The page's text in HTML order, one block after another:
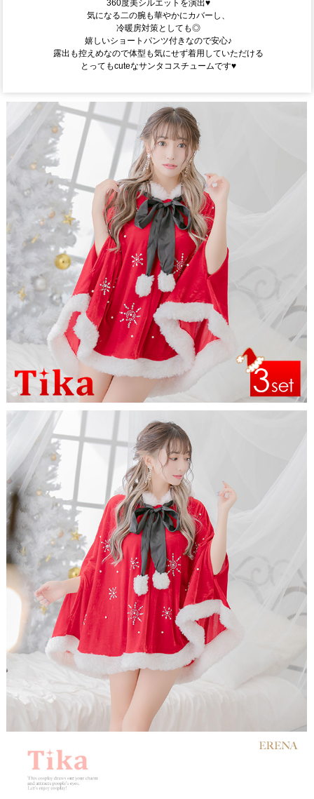
360度美シルエットを演出♥
気になる二の腕も華やかにカバーし、
冷暖房対策としても◎
嬉しいショートパンツ付きなので安心♪
露出も控えめなので体型も気にせず着用していただける
とってもcuteなサンタコスチュームです♥